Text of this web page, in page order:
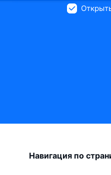
Навигация по